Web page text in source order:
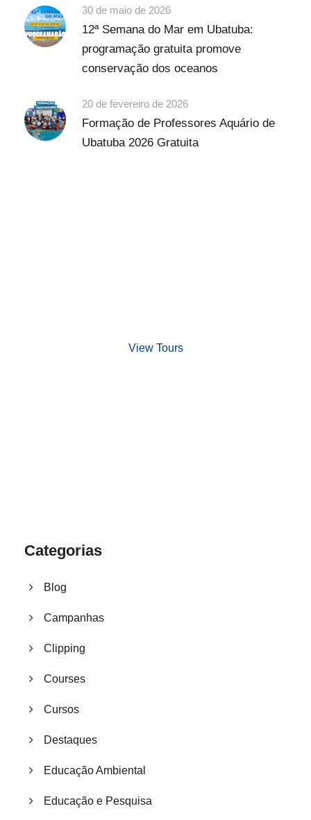
30 de maio de 2026
12ª Semana do Mar em Ubatuba:
programação gratuita promove
conservação dos oceanos
20 de fevereiro de 2026
Formação de Professores Aquário de
Ubatuba 2026 Gratuita
View Tours
Categorias
Blog
Campanhas
Clipping
Courses
Cursos
Destaques
Educação Ambiental
Educação e Pesquisa